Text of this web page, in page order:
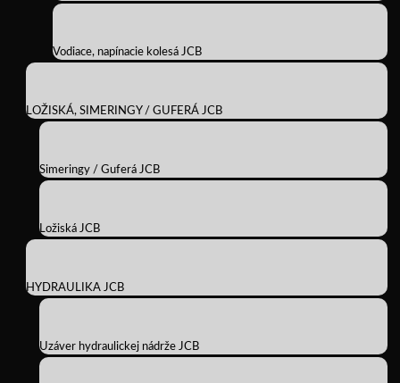
Vodiace, napínacie kolesá JCB
LOŽISKÁ, SIMERINGY / GUFERÁ JCB
Simeringy / Guferá JCB
Ložiská JCB
HYDRAULIKA JCB
Uzáver hydraulickej nádrže JCB